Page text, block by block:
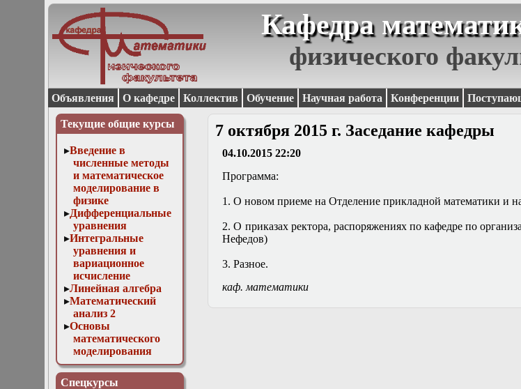
Кафедра
физического
Объявления О кафедре Коллектив Обучение Научная работа Конференции
Текущие общие курсы
Введение в
численные методы
и математическое
моделирование в
физике
Дифференциальные
уравнения
Интегральные
уравнения и
вариационное
исчисление
Линейная алгебра
Математический
анализ 2
Основы
математического
моделирования
Численные методы
в физике
Спецкурсы
7 октября 2015 г. Заседание кафедры
04.10.2015 22:20
Программа:
1. О новом приеме на Отделение прикладной математики и
2. О приказах ректора, распоряжениях по кафедре по
Нефедов)
3. Разное.
каф. математики